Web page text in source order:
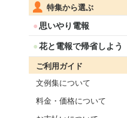
特集から選ぶ
思いやり電報
花と電報で帰省しよう
ご利用ガイド
文例集について
料金・価格について